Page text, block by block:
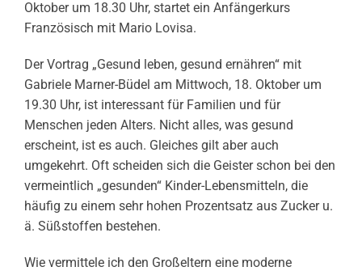
Oktober um 18.30 Uhr, startet ein Anfängerkurs
Französisch mit Mario Lovisa.
Der Vortrag „Gesund leben, gesund ernähren“ mit
Gabriele Marner-Büdel am Mittwoch, 18. Oktober um
19.30 Uhr, ist interessant für Familien und für
Menschen jeden Alters. Nicht alles, was gesund
erscheint, ist es auch. Gleiches gilt aber auch
umgekehrt. Oft scheiden sich die Geister schon bei den
vermeintlich „gesunden“ Kinder-Lebensmitteln, die
häufig zu einem sehr hohen Prozentsatz aus Zucker u.
ä. Süßstoffen bestehen.
Wie vermittele ich den Großeltern eine moderne